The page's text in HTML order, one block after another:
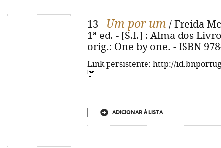
13 - Um por um / Freida
1ª ed. - [S.l.] : Alma dos
orig.: One by one. - ISBN
Link persistente: http://
ADICIONAR À LISTA